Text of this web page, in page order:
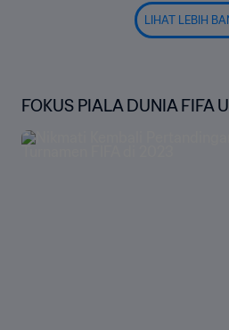
LIHAT LEBIH
FOKUS PIALA DUNIA FIFA